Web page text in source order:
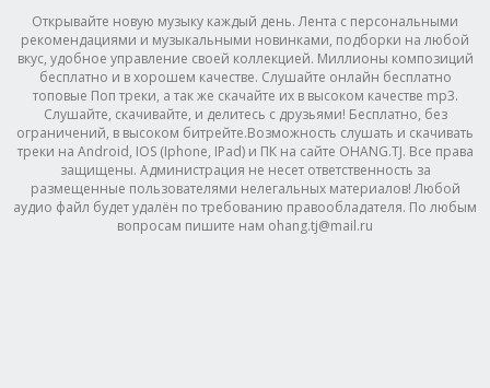
Открывайте новую музыку каждый день. Лента с персональными
рекомендациями и музыкальными новинками, подборки на любой
вкус, удобное управление своей коллекцией. Миллионы композиций
бесплатно и в хорошем качестве. Слушайте онлайн бесплатно
топовые Поп треки, а так же скачайте их в высоком качестве mp3.
Слушайте, скачивайте, и делитесь с друзьями! Бесплатно, без
ограничений, в высоком битрейте.Возможность слушать и скачивать
треки на Android, IOS (Iphone, IPad) и ПК на сайте OHANG.TJ. Все права
защищены. Администрация не несет ответственность за
размещенные пользователями нелегальных материалов! Любой
аудио файл будет удалён по требованию правообладателя. По любым
вопросам пишите нам ohang.tj@mail.ru